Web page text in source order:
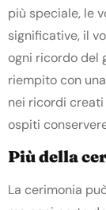
più speciale, le
significative, il
ogni ricordo del
riempito con
nei ricordi creati
ospiti
Più della
La cerimonia